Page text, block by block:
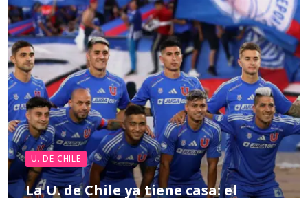
U. DE CHILE
La U. de Chile ya tiene casa: el